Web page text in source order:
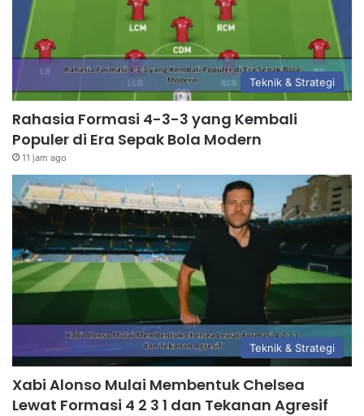
Teknik & Strategi
Rahasia Formasi 4-3-3 yang Kembali
Populer di Era Sepak Bola Modern
11 jam ago
Teknik & Strategi
Xabi Alonso Mulai Membentuk Chelsea
Lewat Formasi 4 2 3 1 dan Tekanan Agresif